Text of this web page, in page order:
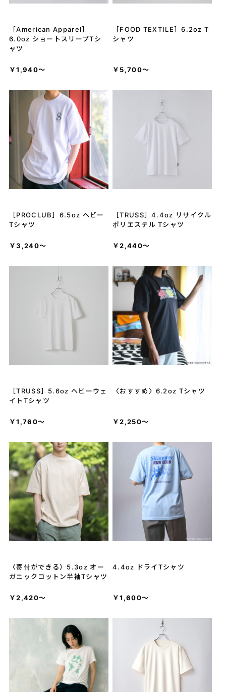
［American Apparel］
6.0oz ショートスリーブTシ
ャツ
￥1,940～
［FOOD TEXTILE］6.2oz T
シャツ
￥5,700～
［PROCLUB］6.5oz ヘビー
Tシャツ
￥3,240～
［TRUSS］4.4oz リサイクル
ポリエステル Tシャツ
￥2,440～
［TRUSS］5.6oz ヘビーウェ
イトTシャツ
￥1,760～
〈おすすめ〉6.2oz Tシャツ
￥2,250～
〈寄付ができる〉5.3oz オー
ガニックコットン半袖Tシャツ
￥2,420～
4.4oz ドライTシャツ
￥1,600～